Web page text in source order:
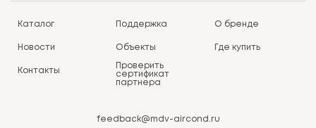
Каталог Поддержка О бренде
Новости Объекты Где купить
Контакты
Проверить
сертификат
партнера
feedback@mdv-aircond.ru